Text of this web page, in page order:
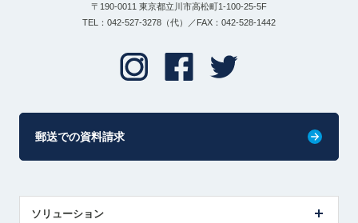
〒190-0011 東京都立川市高松町1-100-25-5F
TEL：042-527-3278（代）／FAX：042-528-1442
郵送での資料請求
ソリューション